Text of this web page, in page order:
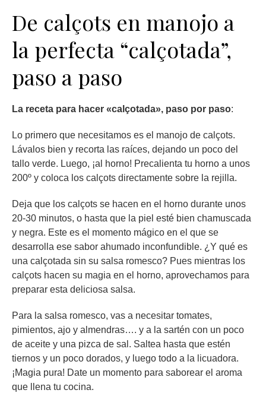
De calçots en manojo a
la perfecta “calçotada”,
paso a paso
La receta para hacer «calçotada», paso por paso:
Lo primero que necesitamos es el manojo de calçots.
Lávalos bien y recorta las raíces, dejando un poco del
tallo verde. Luego, ¡al horno! Precalienta tu horno a unos
200º y coloca los calçots directamente sobre la rejilla.
Deja que los calçots se hacen en el horno durante unos
20-30 minutos, o hasta que la piel esté bien chamuscada
y negra. Este es el momento mágico en el que se
desarrolla ese sabor ahumado inconfundible. ¿Y qué es
una calçotada sin su salsa romesco? Pues mientras los
calçots hacen su magia en el horno, aprovechamos para
preparar esta deliciosa salsa.
Para la salsa romesco, vas a necesitar tomates,
pimientos, ajo y almendras…. y a la sartén con un poco
de aceite y una pizca de sal. Saltea hasta que estén
tiernos y un poco dorados, y luego todo a la licuadora.
¡Magia pura! Date un momento para saborear el aroma
que llena tu cocina.